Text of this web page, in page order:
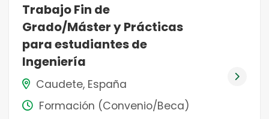
Trabajo Fin de
Grado/Máster y Prácticas
para estudiantes de
Ingeniería
Caudete, España
Formación (Convenio/Beca)